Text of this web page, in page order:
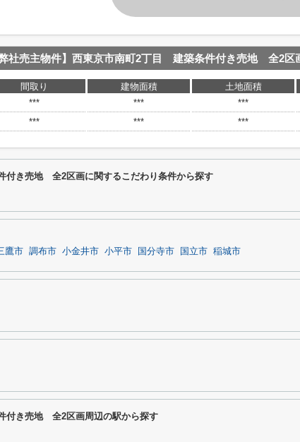
弊社売主物件】西東京市南町2丁目 建築条件付き売地 全2区
間取り 建物面積 土地面積
***
*** ***
***
*** ***
付き売地 全2区画に関するこだわり条件から探す
鷹市 調布市 小金井市 小平市 国分寺市 国立市 稲城市
付き売地 全2区画周辺の駅から探す